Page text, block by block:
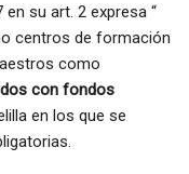
en su art. 2 expresa “
centros de formación
como
con fondos
en los que se